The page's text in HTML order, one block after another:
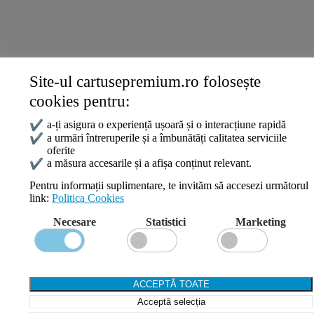
DATE DE CONTACT
0745 124 164
contact@cartusepremium.ro
Luni –Vineri: 09:00 – 17:00
Cartușe Premium 2021 Creare Magazin OnlineBOSSNET
Wishlist
Compare
Login / Register
Shopping cart
Close
Site-ul cartusepremium.ro folosește
cookies pentru:
✔ a-ți asigura o experiență ușoară și o interacțiune rapidă
✔ a urmări întreruperile și a îmbunătăți calitatea serviciile
oferite
✔ a măsura accesarile și a afișa conținut relevant.
Pentru informații suplimentare, te invităm să accesezi următorul
link:Politica Cookies
Necesare
Statistici Marketing
ACCEPTĂ TOATE
Acceptă selecția